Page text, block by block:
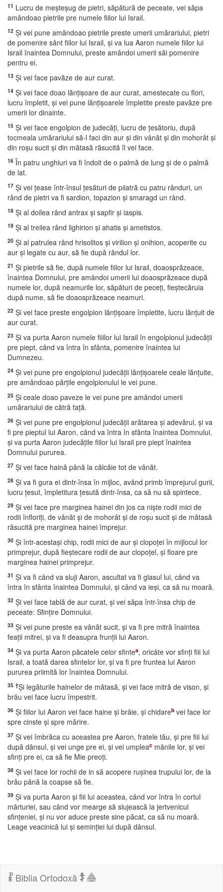
11 Lucru de meşteşug de pietri, săpătură de peceate, vei săpa
amândoao pietrile pre numele fiilor lui Israil.
12 Şi vei pune amândoao pietrile preste umerii umărariului, pietri
de pomenire sânt fiilor lui Israil, şi va lua Aaron numele fiilor lui
Israil înaintea Domnului, preste amândoi umerii săi pomenire
pentru ei.
13 Şi vei face pavăze de aur curat.
14 Şi vei face doao lănţişoare de aur curat, amestecate cu flori,
lucru împletit, şi vei pune lănţişoarele împletite preste pavăze pre
umerii lor dinainte.
15 Şi vei face engolpion de judecăţi, lucru de ţesătoriu, după
tocmeala umărariului să-l faci din aur şi din vânăt şi din mohorât şi
din roşu sucit şi din mătasă răsucită îl vei face.
16 În patru unghiuri va fi îndoit de o palmă de lung şi de o palmă
de lat.
17 Şi vei ţease într-însul ţesături de piiatră cu patru rânduri, un
rând de pietri va fi sardion, topazion şi smaragd un rând.
18 Şi al doilea rând antrax şi sapfir şi iaspis.
19 Şi al treilea rând lighirion şi ahatis şi ametistos.
20 Şi al patrulea rând hrisolitos şi virilion şi onihion, acoperite cu
aur şi legate cu aur, să fie după rândul lor.
21 Şi pietrile să fie, după numele fiilor lui Israil, doaosprăzeace,
înaintea Domnului, pre amândoi umerii lui doaosprăzeace după
numele lor, după neamurile lor, săpături de peceţi, fieştecăruia
după nume, să fie doaosprăzeace neamuri.
22 Şi vei face preste engolpion lănţişoare împletite, lucru lănţuit de
aur curat.
23 Şi va purta Aaron numele fiiilor lui Israil în engolpionul judecăţii
pre piept, când va întra în sfânta, pomenire înaintea lui
Dumnezeu.
24 Şi vei pune pre engolpionul judecăţii lănţişoarele ceale lănţuite,
pre amândoao părţile engolpionului le vei pune.
25 Şi ceale doao paveze le vei pune pre amândoi umerii
umărariului de cătră faţă.
26 Şi vei pune pre engolpionul judecăţii arătarea şi adevărul, şi va
fi pre pieptul lui Aaron, când va întra în sfânta înaintea Domnului,
şi va purta Aaron judecăţile fiilor lui Israil pre piept înaintea
Domnului pururea.
27 Şi vei face haină până la călcâie tot de vânăt.
28 Şi va fi gura ei dintr-însa în mijloc, având primb împrejurul gurii,
lucru ţesut, împletitura ţesută dintr-însa, ca să nu să spintece.
29 Şi vei face pre marginea hainei din jos ca nişte rodii mici de
rodii înfloriţi, de vânăt şi de mohorât şi de roşu sucit şi de mătasă
răsucită pre marginea hainei împrejur.
30 Şi într-acestaşi chip, rodii mici de aur şi clopoţei în mijlocul lor
primprejur, după fieştecare rodii de aur clopoţel, şi floare pre
marginea hainei primprejur.
31 Şi va fi când va sluji Aaron, ascultat va fi glasul lui, când va
întra în sfânta înaintea Domnului, şi când va ieşi, ca să nu moară.
32 Şi vei face tablă de aur curat, şi vei săpa într-însa chip de
peceate: Sfinţire Domnului.
33 Şi vei pune preste ea vânăt sucit, şi va fi pre mitră înaintea
feaţii mitrei, şi va fi deasupra frunţii lui Aaron.
34 Şi va purta Aaron păcatele celor sfintea, oricâte vor sfinţi fiii lui
Israil, a toată darea sfintelor lor, şi va fi pre fruntea lui Aaron
pururea priimită lor înaintea Domnului.
35 †Şi legăturile hainelor de mătasă, şi vei face mitră de vison, şi
brâu vei face lucru împestrit.
36 Şi fiilor lui Aaron vei face haine şi brâie, şi chidareb vei face lor
spre cinste şi spre mărire.
37 Şi vei îmbrăca cu aceastea pre Aaron, fratele tău, şi pre fiii lui
după dânsul, şi vei unge pre ei, şi vei umpleac mânile lor, şi vei
sfinţi pre ei, ca să fie Mie preoţi.
38 Şi vei face lor rochii de in să acopere ruşinea trupului lor, de la
brâu până la coapse să fie.
39 Şi va purta Aaron şi fiii lui aceastea, când vor întra în cortul
mărturiei, sau când vor mearge să slujească la jertvenicul
sfinţeniei, şi nu vor aduce preste sine păcat, ca să nu moară.
Leage veacinică lui şi seminţiei lui după dânsul.
Biblia Ortodoxă